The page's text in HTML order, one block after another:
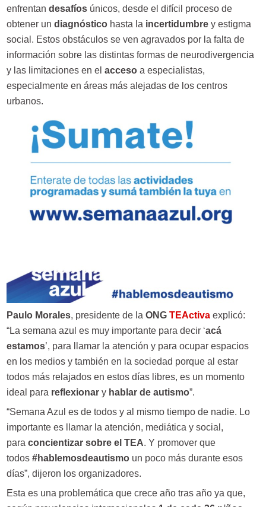
enfrentan desafíosúnicos, desde el difícil proceso de
obtener un diagnósticohasta la incertidumbrey estigma
social. Estos obstáculos se ven agravados por la falta de
información sobre las distintas formas de neurodivergencia
y las limitaciones en el accesoa especialistas,
especialmente en áreas más alejadas de los centros
urbanos.
Paulo Morales, presidente de la ONG TEActiva explicó:
“La semana azul es muy importante para decir ‘acá
estamos’, para llamar la atención y para ocupar espacios
en los medios y también en la sociedad porque al estar
todos más relajados en estos días libres, es un momento
ideal para reflexionar y hablar de autismo”.
“Semana Azul es de todos y al mismo tiempo de nadie. Lo
importante es llamar la atención, mediática y social,
para concientizar sobre el TEA. Y promover que
todos #hablemosdeautismoun poco más durante esos
días”, dijeron los organizadores.
Esta es una problemática que crece año tras año ya que,